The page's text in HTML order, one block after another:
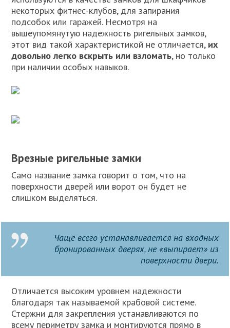
некоторых фитнес-клубов, для запирания
подсобок или гаражей. Несмотря на
вышеупомянутую надежность ригельных замков,
этот вид такой характеристикой не отличается, их
довольно легко вскрыть или взломать, но только
при наличии особых навыков.
Врезные ригельные замки
Само название замка говорит о том, что на
поверхности дверей или ворот он будет не
слишком выделяться.
Чаще всего устанавливается на входных
бронированных дверях, не «выпирает» из
поверхности двери.
Отличается высоким уровнем надежности
благодаря так называемой крабовой системе.
Стержни для закрепления устанавливаются по
всему периметру замка и монтируются прямо в